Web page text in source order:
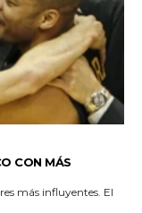
CON MÁS
más influyentes. El